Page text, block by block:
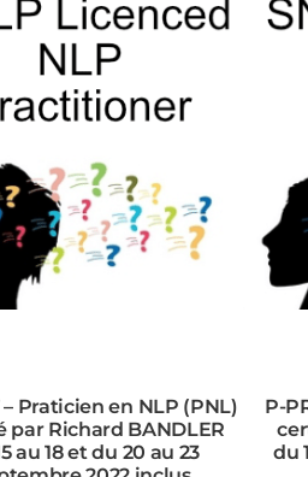
– Praticien en NLP (PNL)
par Richard BANDLER
au 18 et du 20 au 23
P-
du